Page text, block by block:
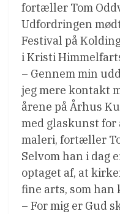
fortæller Tom
Udfordringen
Festival på
i Kristi
– Gennem min
jeg mere kontakt
årene på Århus
med glaskunst
maleri, fortæller
Selvom han i dag
optaget af, at
fine arts, som
– For mig er Gud